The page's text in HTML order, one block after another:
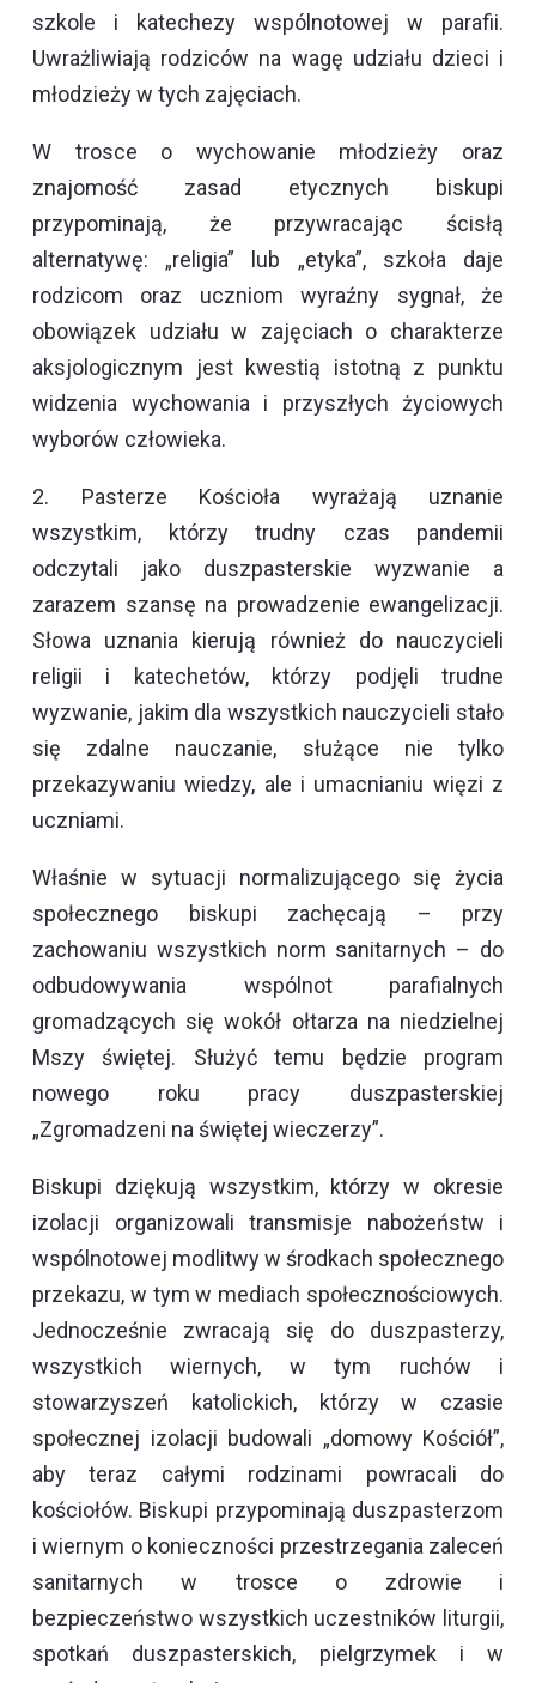
szkole i katechezy wspólnotowej w parafii.
Uwrażliwiają rodziców na wagę udziału dzieci i
młodzieży w tych zajęciach.
W trosce o wychowanie młodzieży oraz
znajomość zasad etycznych biskupi
przypominają, że przywracając ścisłą
alternatywę: „religia” lub „etyka”, szkoła daje
rodzicom oraz uczniom wyraźny sygnał, że
obowiązek udziału w zajęciach o charakterze
aksjologicznym jest kwestią istotną z punktu
widzenia wychowania i przyszłych życiowych
wyborów człowieka.
2. Pasterze Kościoła wyrażają uznanie
wszystkim, którzy trudny czas pandemii
odczytali jako duszpasterskie wyzwanie a
zarazem szansę na prowadzenie ewangelizacji.
Słowa uznania kierują również do nauczycieli
religii i katechetów, którzy podjęli trudne
wyzwanie, jakim dla wszystkich nauczycieli stało
się zdalne nauczanie, służące nie tylko
przekazywaniu wiedzy, ale i umacnianiu więzi z
uczniami.
Właśnie w sytuacji normalizującego się życia
społecznego biskupi zachęcają – przy
zachowaniu wszystkich norm sanitarnych – do
odbudowywania wspólnot parafialnych
gromadzących się wokół ołtarza na niedzielnej
Mszy świętej. Służyć temu będzie program
nowego roku pracy duszpasterskiej
„Zgromadzeni na świętej wieczerzy”.
Biskupi dziękują wszystkim, którzy w okresie
izolacji organizowali transmisje nabożeństw i
wspólnotowej modlitwy w środkach społecznego
przekazu, w tym w mediach społecznościowych.
Jednocześnie zwracają się do duszpasterzy,
wszystkich wiernych, w tym ruchów i
stowarzyszeń katolickich, którzy w czasie
społecznej izolacji budowali „domowy Kościół”,
aby teraz całymi rodzinami powracali do
kościołów. Biskupi przypominają duszpasterzom
i wiernym o konieczności przestrzegania zaleceń
sanitarnych w trosce o zdrowie i
bezpieczeństwo wszystkich uczestników liturgii,
spotkań duszpasterskich, pielgrzymek i w